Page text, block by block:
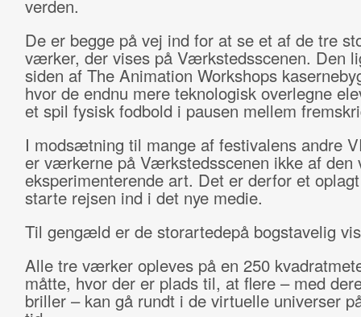
verden.
De er begge på vej ind for at se et af de tre
værker, der vises på Værkstedsscenen. Den
siden af The Animation Workshops
hvor de endnu mere teknologisk overlegne
et spil fysisk fodbold i pausen mellem
I modsætning til mange af festivalens andre
er værkerne på Værkstedsscenen ikke af den
eksperimenterende art. Det er derfor et
starte rejsen ind i det nye medie.
Til gengæld er de storartedepå bogstavelig
Alle tre værker opleves på en 250
måtte, hvor der er plads til, at flere – med
briller – kan gå rundt i de virtuelle universer